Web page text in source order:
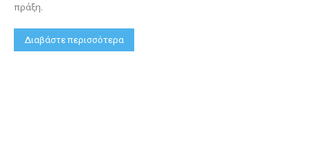
πράξη.
Διαβάστε περισσότερα